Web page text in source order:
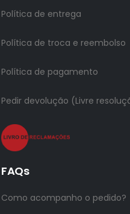
Política de entrega
Política de troca e reembolso
Política de pagamento
Pedir devolução (Livre
FAQs
Como acompanho o pedido?